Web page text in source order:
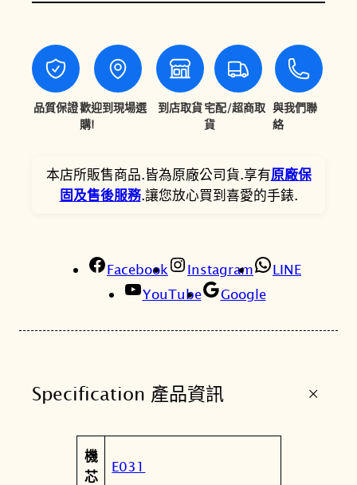
5
,
8
。
3
,
4
3
。
辰
L
系
列
U
N
D
l
l
c
o
廣
款
品質保證歡迎到現場選
購!
到店取貨宅配/超商取
貨
與我們聯
絡
本店所販售商品.皆為原廠公司貨.享有原廠保
固及售後服務.讓您放心買到喜愛的手錶.
Facebook Instagram
LINE
YouTube
Google
Specification 產品資訊 +
屬
性
值
機
芯
E031